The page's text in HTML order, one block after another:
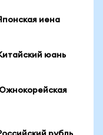
иена
юань